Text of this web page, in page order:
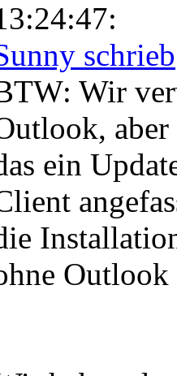
schrieb
Wir
ein
Outlook